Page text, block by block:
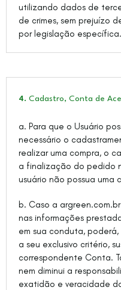
utilizando dados de
de crimes, sem prejuízo
por legislação específica.
4. Cadastro, Conta de
a. Para que o Usuário
necessário o
realizar uma compra, o
a finalização do pedido
usuário não possua uma
b. Caso a
nas informações
em sua conduta, poderá,
a seu exclusivo critério,
correspondente Conta.
nem diminui a
exatidão e veracidade